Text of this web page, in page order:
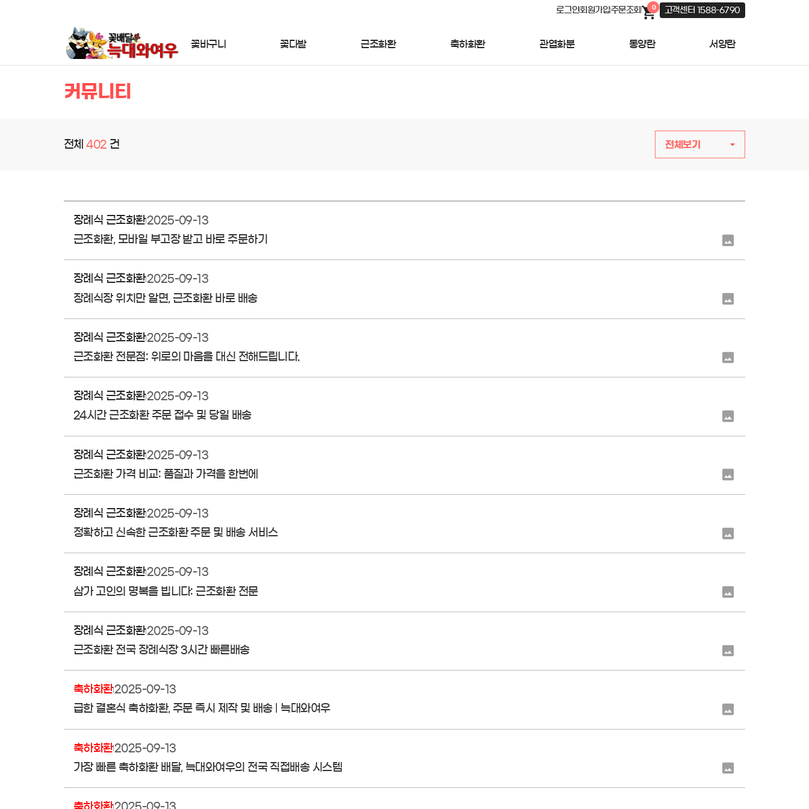
로그인회원가입주문조회 0 고객센터 1588-6790
꽃바구니 꽃다발 근조화환 축하화환 관엽화분 동양란 서양란
커뮤니티
전체402 건
장례식 근조화환2025-09-13
근조화환, 모바일 부고장 받고 바로 주문하기
장례식 근조화환2025-09-13
장례식장 위치만 알면, 근조화환 바로 배송
장례식 근조화환2025-09-13
근조화환 전문점: 위로의 마음을 대신 전해드립니다.
장례식 근조화환2025-09-13
24시간 근조화환 주문 접수 및 당일 배송
장례식 근조화환2025-09-13
근조화환 가격 비교: 품질과 가격을 한번에
장례식 근조화환2025-09-13
정확하고 신속한 근조화환 주문 및 배송 서비스
장례식 근조화환2025-09-13
삼가 고인의 명복을 빕니다: 근조화환 전문
장례식 근조화환2025-09-13
근조화환 전국 장례식장 3시간 빠른배송
축하화환2025-09-13
급한 결혼식 축하화환, 주문 즉시 제작 및 배송 | 늑대와여우
축하화환2025-09-13
가장 빠른 축하화환 배달, 늑대와여우의 전국 직접배송 시스템
축하화환2025-09-13